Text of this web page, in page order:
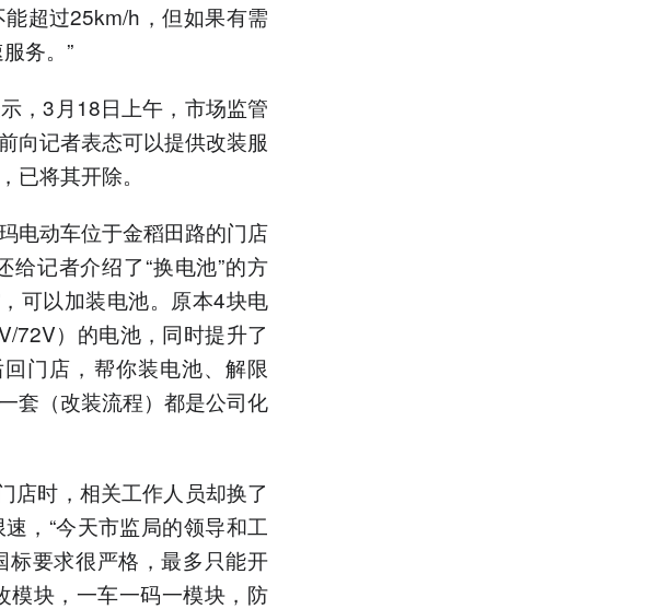
超过25km/h，但如果有需
务。”
，3月18日上午，市场监管
向记者表态可以提供改装服
将其开除。
电动车位于金稻田路的门店
记者介绍了“换电池”的方
可以加装电池。原本4块电
72V）的电池，同时提升了
门店，帮你装电池、解限
套（改装流程）都是公司化
店时，相关工作人员却换了
，“今天市监局的领导和工
要求很严格，最多只能开
模块，一车一码一模块，防